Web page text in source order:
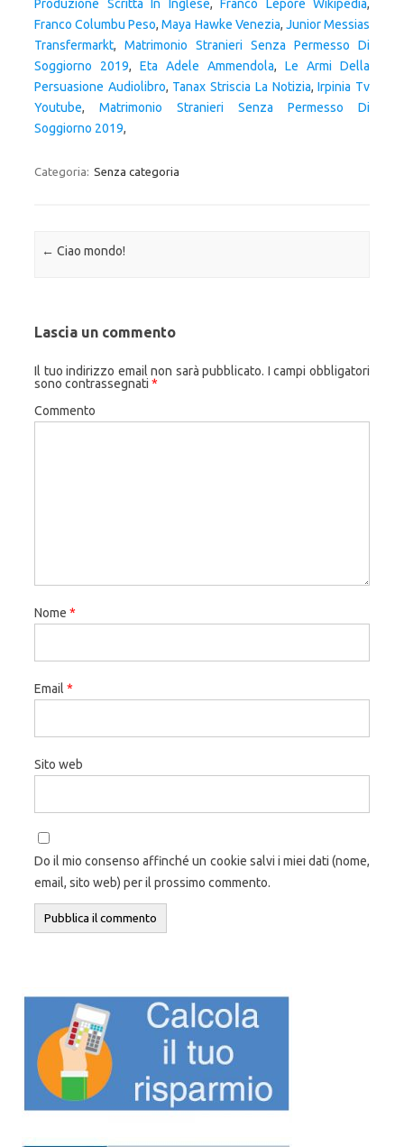
Produzione Scritta In Inglese, Franco Lepore Wikipedia,
Franco Columbu Peso,Maya Hawke Venezia, Junior Messias
Transfermarkt, Matrimonio Stranieri Senza Permesso Di
Soggiorno 2019, Eta Adele Ammendola, Le Armi Della
Persuasione Audiolibro, Tanax Striscia La Notizia,Irpinia Tv
Youtube, Matrimonio Stranieri Senza Permesso Di
Soggiorno 2019,
Categoria: Senza categoria
Navigazione articolo
← Ciao mondo!
Lascia un commento
Il tuo indirizzo email non sarà pubblicato. I campi obbligatori
sono contrassegnati *
Commento
Nome *
Email *
Sito web
Do il mio consenso affinché un cookie salvi i miei dati (nome,
email, sito web) per il prossimo commento.